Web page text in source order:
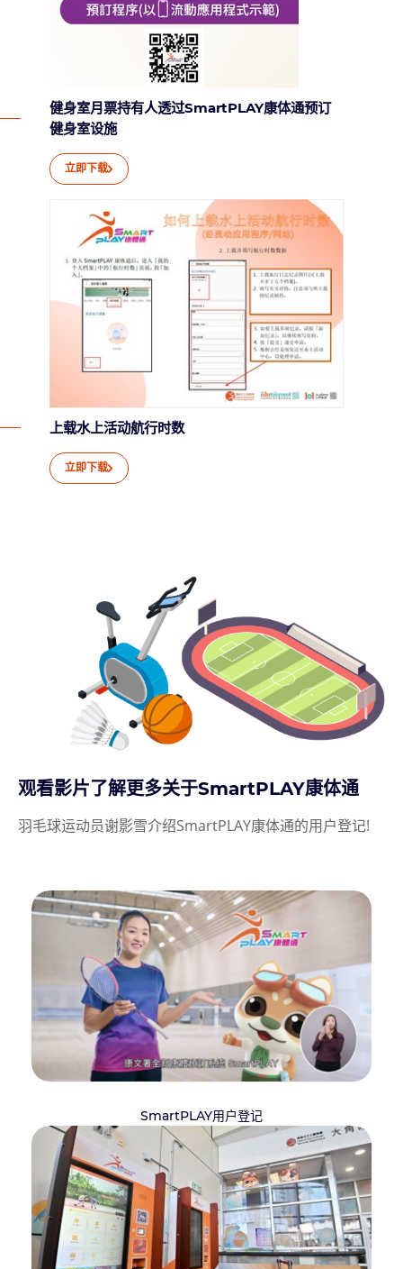
健身室月票持有人透过SmartPLAY康体通预订
健身室设施
立即下载
上载水上活动航行时数
立即下载
观看影片了解更多关于SmartPLAY康体通
羽毛球运动员谢影雪介绍SmartPLAY康体通的用户登记!
SmartPLAY用户登记